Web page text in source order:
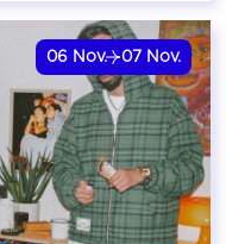
06 Nov. 07 Nov.